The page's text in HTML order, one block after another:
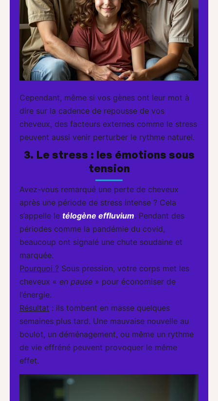
Cependant, même si vos gènes ont leur mot à
dire sur la cadence de repousse de vos
cheveux, des facteurs externes comme le stress
peuvent aussi venir perturber le rythme naturel.
3. Le stress : les émotions sous
tension
Avez-vous remarqué une perte de cheveux
après une période de stress intense ? Cela
s’appelle le télogène effluvium. Pendant des
périodes comme la pandémie du covid,
beaucoup ont signalé une chute soudaine et
marquée.
Pourquoi ? Sous pression, votre corps met les
cheveux « en pause » pour économiser de
l’énergie.
Résultat : ils tombent en masse quelques
semaines plus tard. Une mauvaise nouvelle au
boulot, un déménagement, ou même un rythme
de vie effréné peuvent provoquer le même
effet.